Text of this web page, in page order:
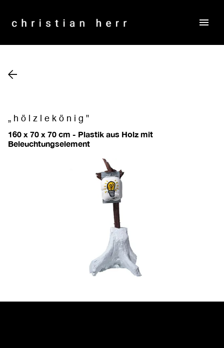
menu
„hölzlekönig"
160 x 70 x 70 cm - Plastik aus Holz mit
Beleuchtungselement